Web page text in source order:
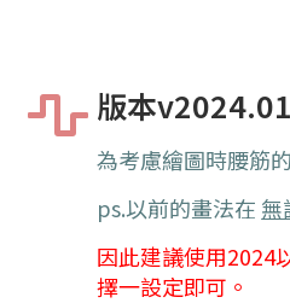
版本
為考慮繪圖時腰筋
ps.以前的畫法在 無
因此建議使用2024
擇一設定即可。